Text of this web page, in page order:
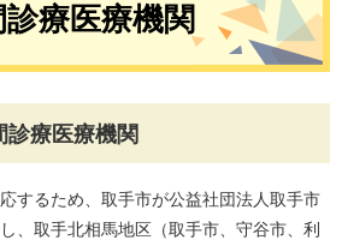
療医療機関
診療医療機関
するため、取手市が公益社団法人取手市
、取手北相馬地区（取手市、守谷市、利